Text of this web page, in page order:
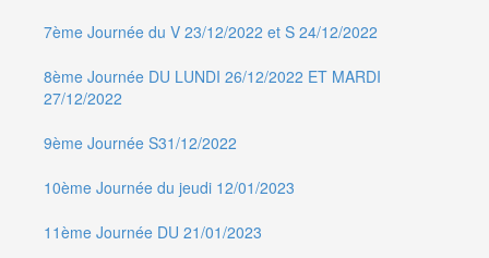
7ème Journée du V 23/12/2022 et S 24/12/2022
8ème Journée DU LUNDI 26/12/2022 ET MARDI
27/12/2022
9ème Journée S31/12/2022
10ème Journée du jeudi 12/01/2023
11ème Journée DU 21/01/2023